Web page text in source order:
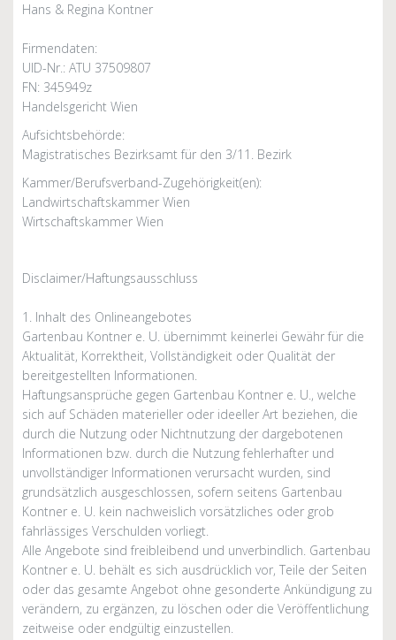
Hans & Regina Kontner
Firmendaten:
UID-Nr.: ATU 37509807
FN: 345949z
Handelsgericht Wien
Aufsichtsbehörde:
Magistratisches Bezirksamt für den 3/11. Bezirk
Kammer/Berufsverband-Zugehörigkeit(en):
Landwirtschaftskammer Wien
Wirtschaftskammer Wien
Disclaimer/Haftungsausschluss
1. Inhalt des Onlineangebotes
Gartenbau Kontner e. U. übernimmt keinerlei Gewähr für die
Aktualität, Korrektheit, Vollständigkeit oder Qualität der
bereitgestellten Informationen.
Haftungsansprüche gegen Gartenbau Kontner e. U., welche
sich auf Schäden materieller oder ideeller Art beziehen, die
durch die Nutzung oder Nichtnutzung der dargebotenen
Informationen bzw. durch die Nutzung fehlerhafter und
unvollständiger Informationen verursacht wurden, sind
grundsätzlich ausgeschlossen, sofern seitens Gartenbau
Kontner e. U. kein nachweislich vorsätzliches oder grob
fahrlässiges Verschulden vorliegt.
Alle Angebote sind freibleibend und unverbindlich. Gartenbau
Kontner e. U. behält es sich ausdrücklich vor, Teile der Seiten
oder das gesamte Angebot ohne gesonderte Ankündigung zu
verändern, zu ergänzen, zu löschen oder die Veröffentlichung
zeitweise oder endgültig einzustellen.